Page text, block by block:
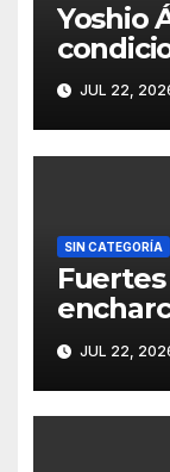
Yoshio
figura
JUL 22,
SIN CATEGORÍA
unJUL 22,